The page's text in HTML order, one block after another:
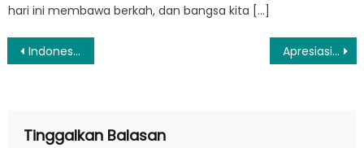
hari ini membawa berkah, dan bangsa kita […]
Navigasi
Indonesia Indicator: Seluruh Anggota Polri Kompak Kembalikan Persepsi Kepercayaan Publik Apresiasi Kinerja Polri, Ketua KPU: Bekerja Sebagai Polisi Harus Melayani Sekaligus Menindak
Tinggalkan Balasan